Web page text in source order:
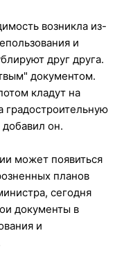
возникла из-
и
друг друга.
документом.
кладут на
градостроительную
он.
может появиться
планов
сегодня
документы в
и